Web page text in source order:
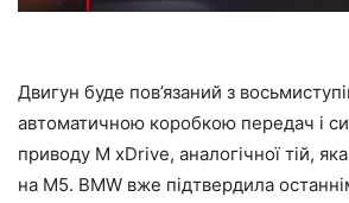
Двигун буде пов’язаний з
автоматичною коробкою передач і
приводу M xDrive, аналогічної тій,
на M5. BMW вже підтвердила